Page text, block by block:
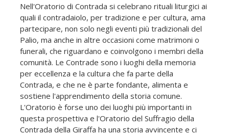
Nell'Oratorio di Contrada si celebrano rituali liturgici ai
quali il contradaiolo, per tradizione e per cultura, ama
partecipare, non solo negli eventi più tradizionali del
Palio, ma anche in altre occasioni come matrimoni o
funerali, che riguardano e coinvolgono i membri della
comunità. Le Contrade sono i luoghi della memoria
per eccellenza e la cultura che fa parte della
Contrada, e che ne è parte fondante, alimenta e
sostiene l'apprendimento della storia comune.
L'Oratorio è forse uno dei luoghi più importanti in
questa prospettiva e l'Oratorio del Suffragio della
Contrada della Giraffa ha una storia avvincente e ci